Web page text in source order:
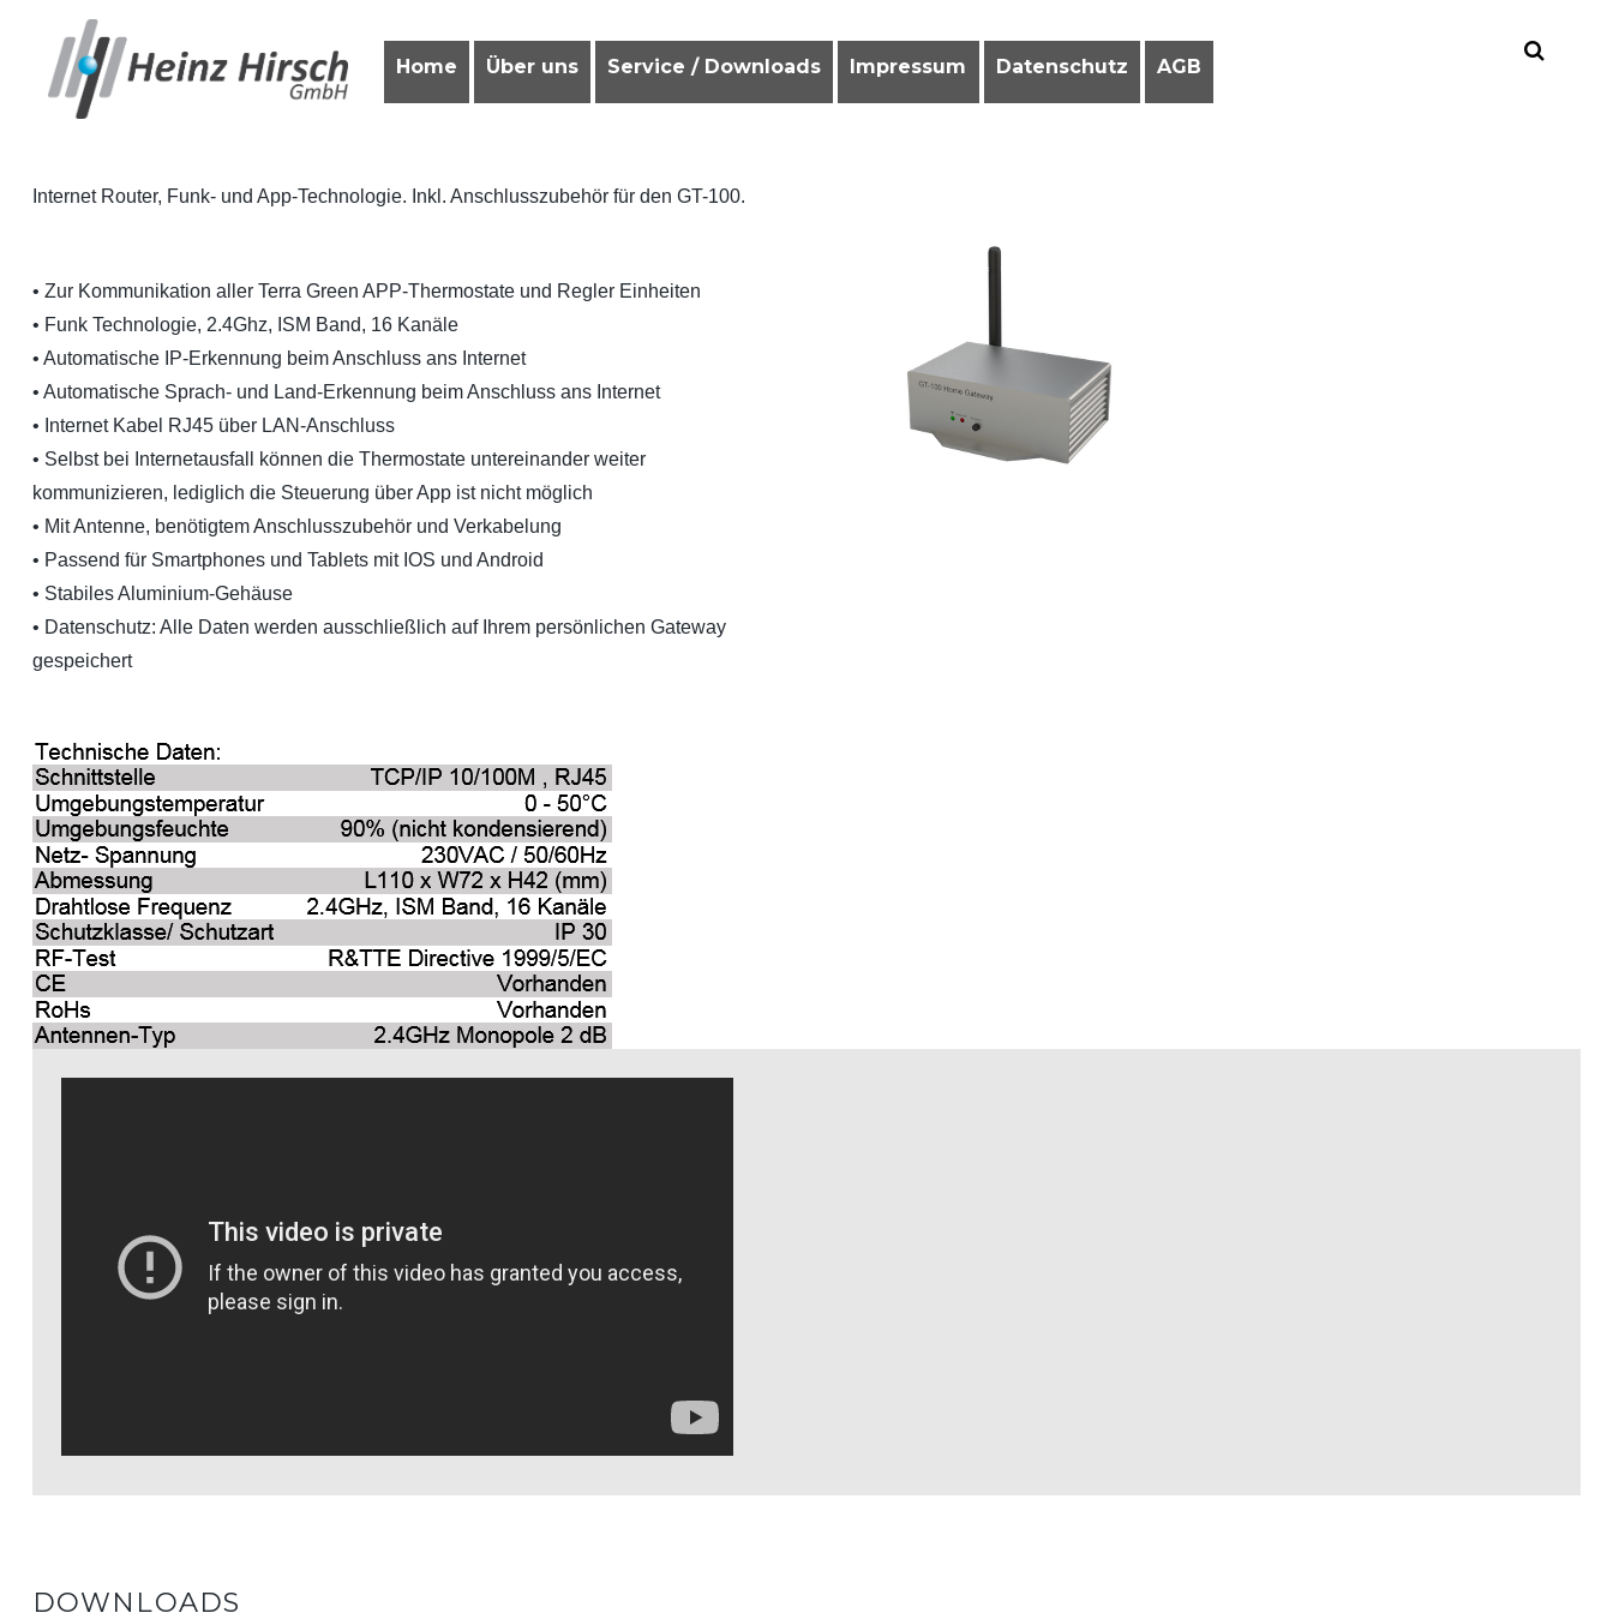
Home Über uns Service / Downloads Impressum Datenschutz AGB
Terra Green Internet Gateway GT-100
Internet Router, Funk- und App-Technologie. Inkl. Anschlusszubehör für den GT-100.
• Zur Kommunikation aller Terra Green APP-Thermostate und Regler Einheiten
• Funk Technologie, 2.4Ghz, ISM Band, 16 Kanäle
• Automatische IP-Erkennung beim Anschluss ans Internet
• Automatische Sprach- und Land-Erkennung beim Anschluss ans Internet
• Internet Kabel RJ45 über LAN-Anschluss
• Selbst bei Internetausfall können die Thermostate untereinander weiter
kommunizieren, lediglich die Steuerung über App ist nicht möglich
• Mit Antenne, benötigtem Anschlusszubehör und Verkabelung
• Passend für Smartphones und Tablets mit IOS und Android
• Stabiles Aluminium-Gehäuse
• Datenschutz: Alle Daten werden ausschließlich auf Ihrem persönlichen Gateway
gespeichert
DOWNLOADS